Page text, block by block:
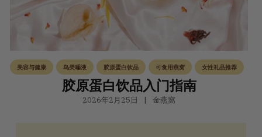
美容与健康 鸟类唾液 胶原蛋白饮品 可食用燕窝 女性礼品推荐
胶原蛋白饮品入门指南
2026年2月25日 金燕窩